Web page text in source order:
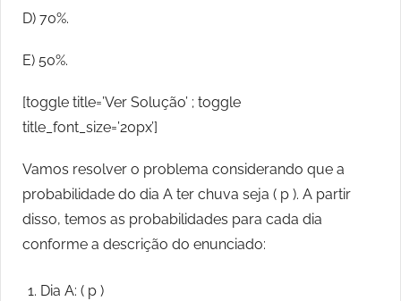
D) 70%.
E) 50%.
[toggle title=’Ver Solução’ ; toggle
title_font_size=’20px’]
Vamos resolver o problema considerando que a
probabilidade do dia A ter chuva seja ( p ). A partir
disso, temos as probabilidades para cada dia
conforme a descrição do enunciado:
Dia A: ( p )